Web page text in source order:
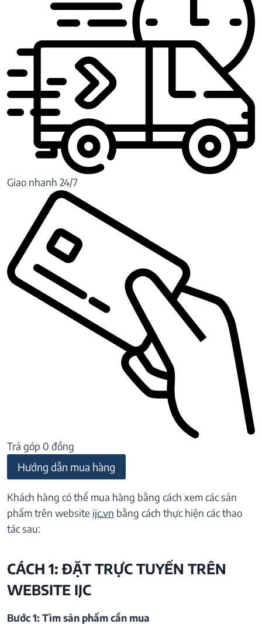
Giao nhanh 24/7
Trả góp 0 đồng
Hướng dẫn mua hàng
Khách hàng có thể mua hàng bằng cách xem các sản
phẩm trên website ijc.vn bằng cách thực hiện các thao
tác sau:
CÁCH 1: ĐẶT TRỰC TUYẾN TRÊN
WEBSITE IJC
Bước 1: Tìm sản phẩm cần mua